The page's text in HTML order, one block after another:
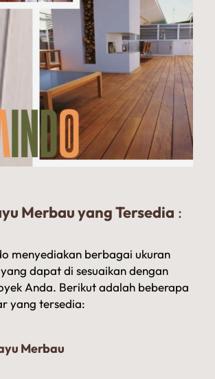
Merbau yang Tersedia :
menyediakan berbagai ukuran
dapat di sesuaikan dengan
Anda. Berikut adalah beberapa
yang tersedia:
Merbau